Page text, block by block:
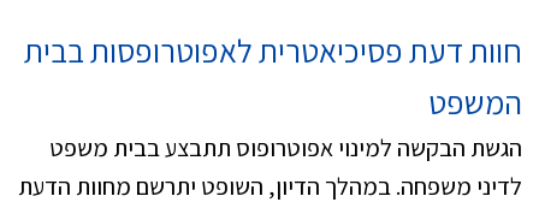
חוות דעת פסיכיאטרית לאפוטרופסות בבית
המשפט
הגשת הבקשה למינוי אפוטרופוס תתבצע בבית משפט
לדיני משפחה. במהלך הדיון, השופט יתרשם מחוות הדעת